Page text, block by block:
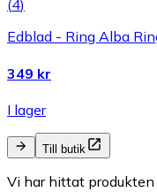
(4)
Edblad - Ring Alba
349 kr
I lager
Till butik
Vi har hittat